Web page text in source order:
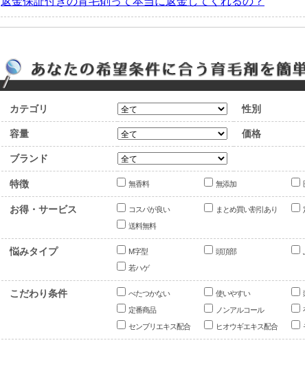
カテゴリ 性別
容量 価格
ブランド
特徴 無香料 無添加
お得・サービス コスパが良い まとめ買い割引あり
送料無料
悩みタイプ M字型 頭頂部
若ハゲ
こだわり条件 べたつかない 使いやすい
定番商品
ノンアルコール
センブリエキス配合
ヒオウギエキス配合